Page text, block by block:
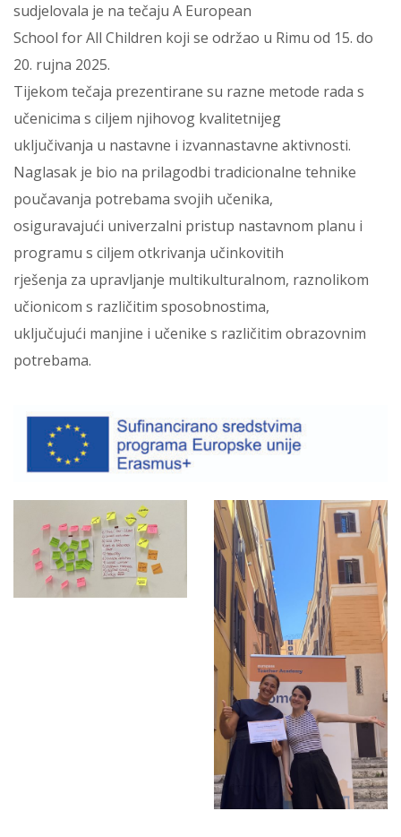
sudjelovala je na tečaju A European
School for All Children koji se održao u Rimu od 15. do
20. rujna 2025.
Tijekom tečaja prezentirane su razne metode rada s
učenicima s ciljem njihovog kvalitetnijeg
uključivanja u nastavne i izvannastavne aktivnosti.
Naglasak je bio na prilagodbi tradicionalne tehnike
poučavanja potrebama svojih učenika,
osiguravajući univerzalni pristup nastavnom planu i
programu s ciljem otkrivanja učinkovitih
rješenja za upravljanje multikulturalnom, raznolikom
učionicom s različitim sposobnostima,
uključujući manjine i učenike s različitim obrazovnim
potrebama.